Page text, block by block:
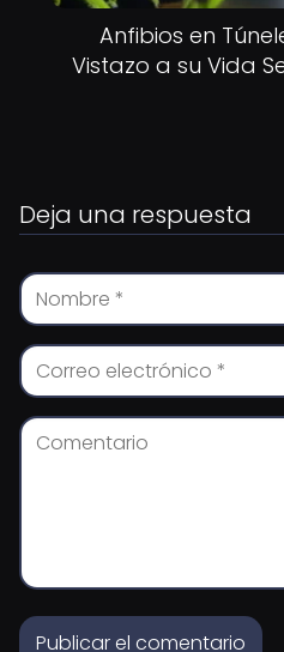
Anfibios en
Vistazo a su Vida
Deja una respuesta